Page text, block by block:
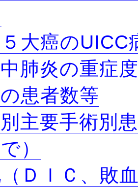
大癌のUICC
肺炎の重症
患者数等
主要手術別
）
ＤＩＣ、敗